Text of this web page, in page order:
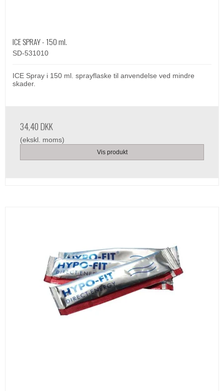
ICE SPRAY - 150 ml.
SD-531010
ICE Spray i 150 ml. sprayflaske til anvendelse ved mindre
skader.
34,40 DKK
(ekskl. moms)
Vis produkt